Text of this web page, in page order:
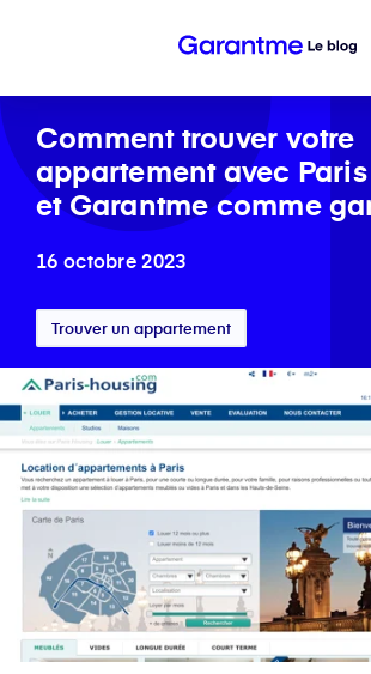
Comment trouver votre
appartement avec
et Garantme comme
16 octobre 2023
Trouver un appartement